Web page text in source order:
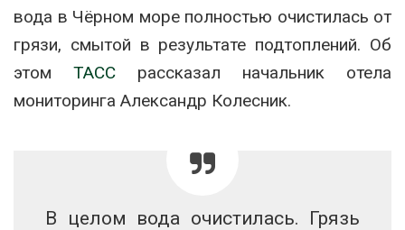
вода в Чёрном море полностью очистилась от
грязи, смытой в результате подтоплений. Об
этом ТАСС рассказал начальник отела
мониторинга Александр Колесник.
В целом вода очистилась. Грязь